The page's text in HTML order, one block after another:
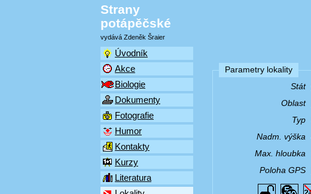
Strany
potápěčské
vydává Zdeněk Šraier
Úvodník
Akce
Biologie
Dokumenty
Fotografie
Humor
Kontakty
Kurzy
Literatura
Parametry lokality
Stát
Oblast
Typ
Nadm. výška
Max. hloubka
Poloha GPS